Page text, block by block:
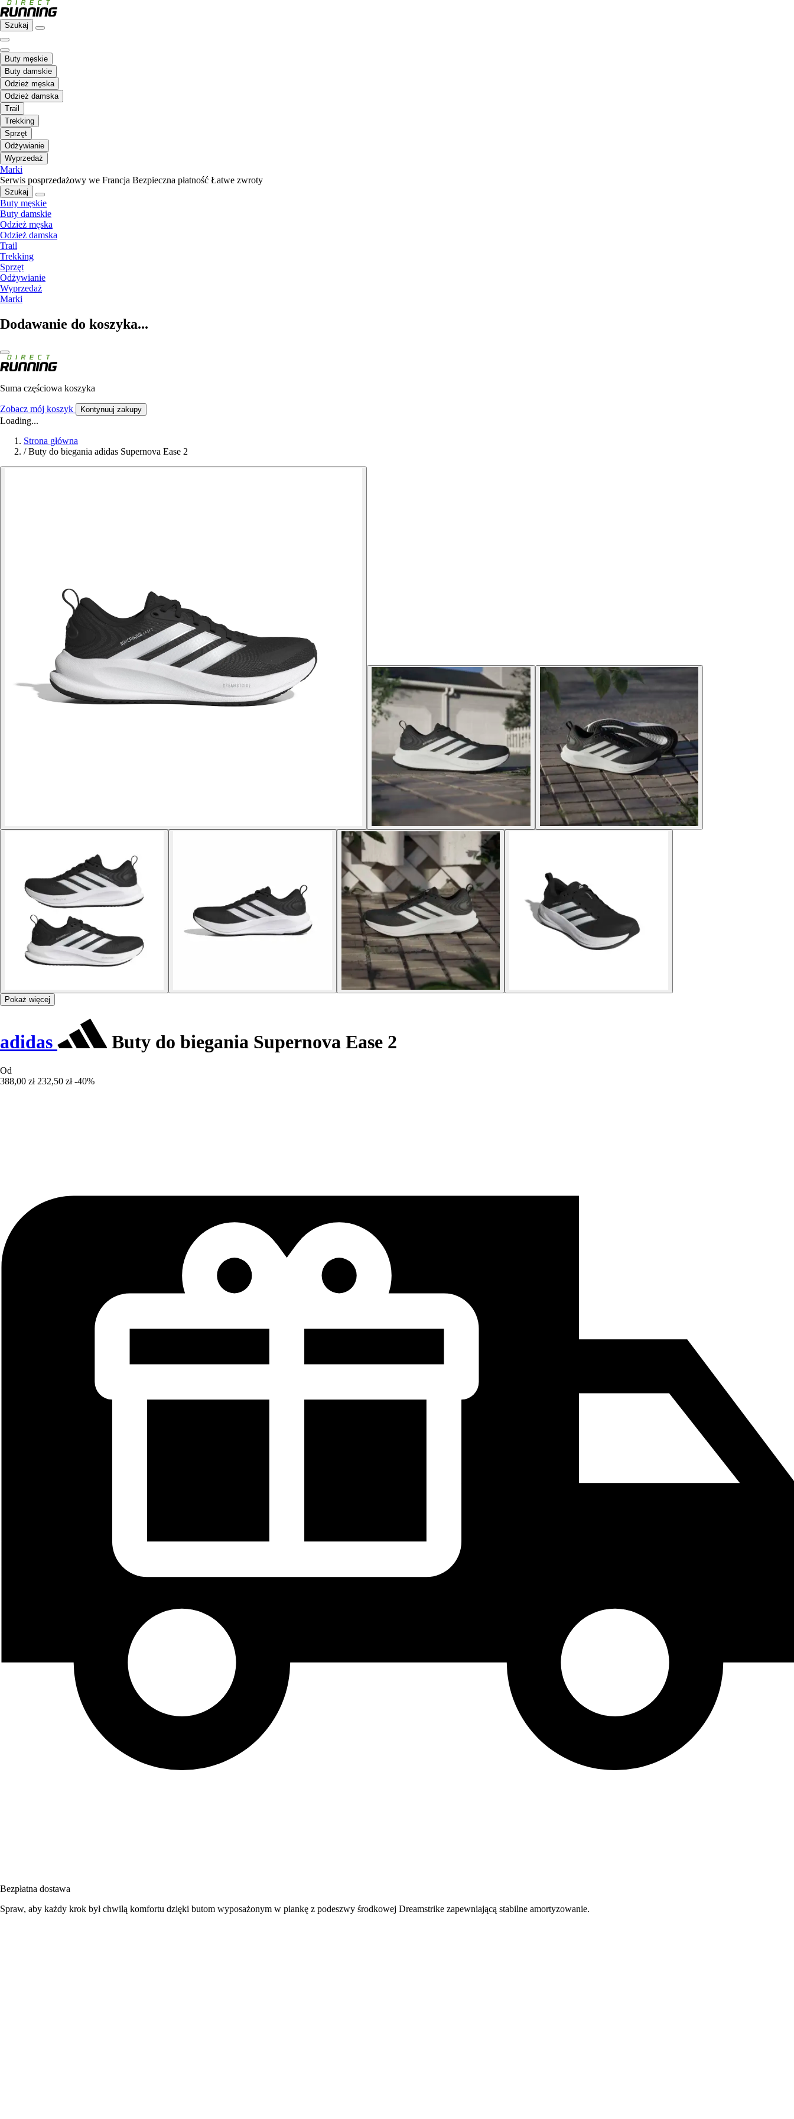
Szukaj
Buty męskie
Buty damskie
Odzież męska
Odzież damska
Trail
Trekking
Sprzęt
Odżywianie
Wyprzedaż
Marki
Serwis posprzedażowy we Francja Bezpieczna płatność Łatwe zwroty
Szukaj
Buty męskie
Buty damskie
Odzież męska
Odzież damska
Trail
Trekking
Sprzęt
Odżywianie
Wyprzedaż
Marki
Dodawanie do koszyka...
Suma częściowa koszyka
Zobacz mój koszyk Kontynuuj zakupy
Loading...
Strona główna
/ Buty do biegania adidas Supernova Ease 2
Pokaż więcej
adidas Buty do biegania Supernova Ease 2
Od
388,00 zł 232,50 zł -40%
Bezpłatna dostawa
Spraw, aby każdy krok był chwilą komfortu dzięki butom wyposażonym w piankę z podeszwy środkowej Dreamstrike zapewniającą stabilne amortyzowanie.